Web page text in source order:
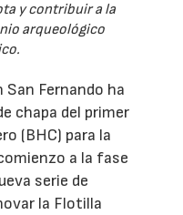
y contribuir a la
arqueológico
San Fernando ha
chapa del primer
(BHC) para la
a la fase
serie de
la Flotilla